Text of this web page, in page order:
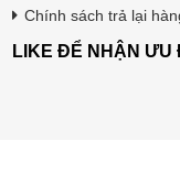
Chính sách trả lại
LIKE ĐỂ NHẬN ƯU